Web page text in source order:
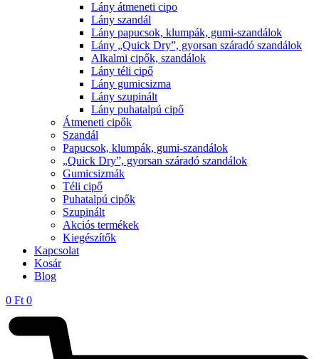
Lány átmeneti cipo
Lány szandál
Lány papucsok, klumpák, gumi-szandálok
Lány „Quick Dry”, gyorsan száradó szandálok
Alkalmi cipők, szandálok
Lány téli cipő
Lány gumicsizma
Lány szupinált
Lány puhatalpú cipő
Átmeneti cipők
Szandál
Papucsok, klumpák, gumi-szandálok
„Quick Dry”, gyorsan száradó szandálok
Gumicsizmák
Téli cipő
Puhatalpú cipők
Szupinált
Akciós termékek
Kiegészítők
Kapcsolat
Kosár
Blog
0 Ft 0